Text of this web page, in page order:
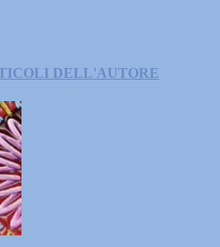
DELL'AUTORE